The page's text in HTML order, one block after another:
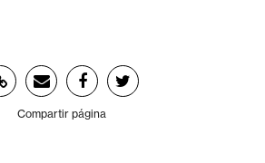
Compartir página